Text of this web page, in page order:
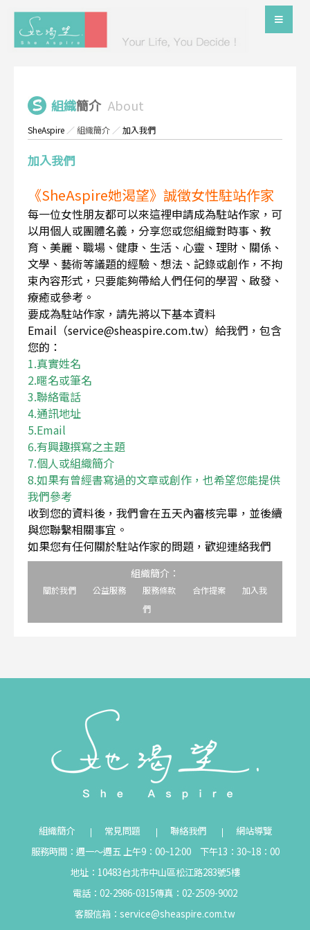
組織簡介 About
SheAspire ／組織簡介 ／加入我們
加入我們
《SheAspire她渴望》誠徵女性駐站作家
每一位女性朋友都可以來這裡申請成為駐站作家，可
以用個人或團體名義，分享您或您組織對時事、教
育、美麗、職場、健康、生活、心靈、理財、關係、
文學、藝術等議題的經驗、想法、記錄或創作，不拘
束內容形式，只要能夠帶給人們任何的學習、啟發、
療癒或參考。
要成為駐站作家，請先將以下基本資料
Email（service@sheaspire.com.tw）給我們，包含
您的：
1.真實姓名
2.暱名或筆名
3.聯絡電話
4.通訊地址
5.Email
6.有興趣撰寫之主題
7.個人或組織簡介
8.如果有曾經書寫過的文章或創作，也希望您能提供
我們參考
收到您的資料後，我們會在五天內審核完畢，並後續
與您聯繫相關事宜。
如果您有任何關於駐站作家的問題，歡迎連絡我們
組織簡介：
關於我們 公益服務 服務條款 合作提案
加入我
們
組織簡介 常見問題 聯絡我們
網站導覽
服務時間：週一～週五 上午9：00~12:00 下午13：30~18：00
地址：10483台北市中山區松江路283號5樓
電話：02-2986-0315傳真：02-2509-9002
客服信箱： service@sheaspire.com.tw